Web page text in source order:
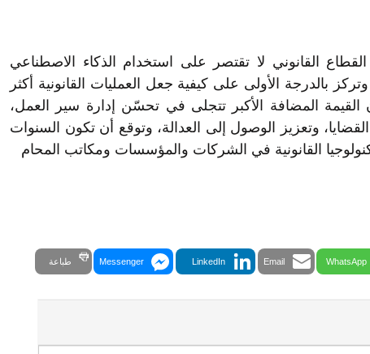
القانوني لا تقتصر على استخدام الذكاء الاصطناعي
بالدرجة الأولى على كيفية جعل العمليات القانونية أكثر
القيمة المضافة الأكبر تتجلى في تحسّن إدارة سير العمل،
وتعزيز الوصول إلى العدالة، وتوقع أن تكون السنوات
القانونية في الشركات والمؤسسات ومكاتب المحام
WhatsApp
Email
LinkedIn
Messenger طباعة